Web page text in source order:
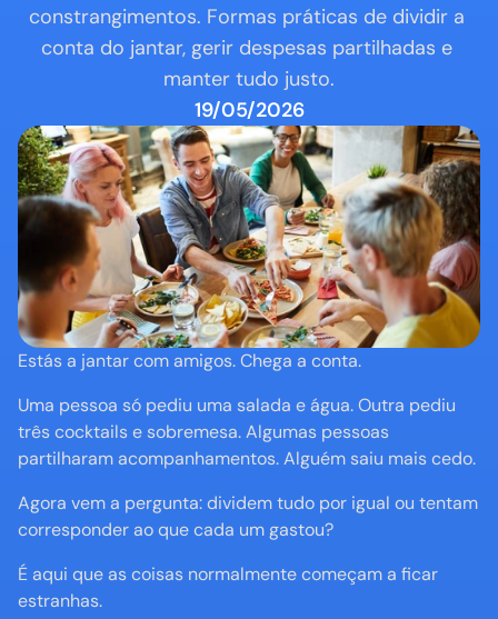
constrangimentos. Formas práticas de dividir a
conta do jantar, gerir despesas partilhadas e
manter tudo justo.
19/05/2026
Estás a jantar com amigos. Chega a conta.
Uma pessoa só pediu uma salada e água. Outra pediu
três cocktails e sobremesa. Algumas pessoas
partilharam acompanhamentos. Alguém saiu mais cedo.
Agora vem a pergunta: dividem tudo por igual ou tentam
corresponder ao que cada um gastou?
É aqui que as coisas normalmente começam a ficar
estranhas.